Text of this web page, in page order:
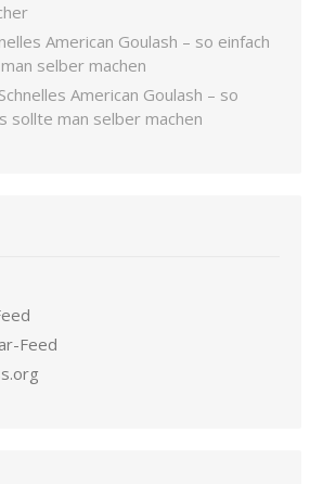
American Goulash – so einfach
selber machen
Schnelles American Goulash – so
sollte man selber machen
Feed